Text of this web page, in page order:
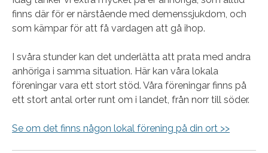
finns där för er närstående med demenssjukdom, och
som kämpar för att få vardagen att gå ihop.
I svåra stunder kan det underlätta att prata med andra
anhöriga i samma situation. Här kan våra lokala
föreningar vara ett stort stöd. Våra föreningar finns på
ett stort antal orter runt om i landet, från norr till söder.
Se om det finns någon lokal förening på din ort >>